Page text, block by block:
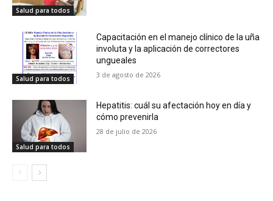
Salud para todos
Salud para todos
Capacitación en el manejo clínico de la uña
involuta y la aplicación de correctores
ungueales
3 de agosto de 2026
Salud para todos
Hepatitis: cuál su afectación hoy en día y
cómo prevenirla
28 de julio de 2026